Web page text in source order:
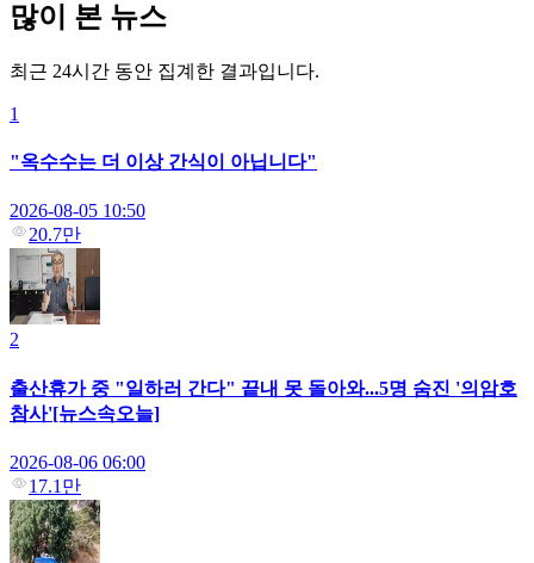
많이 본 뉴스
최근 24시간 동안 집계한 결과입니다.
1
"옥수수는 더 이상 간식이 아닙니다"
2026-08-05 10:50
20.7만
2
출산휴가 중 "일하러 간다" 끝내 못 돌아와...5명 숨진 '의암호
참사'[뉴스속오늘]
2026-08-06 06:00
17.1만